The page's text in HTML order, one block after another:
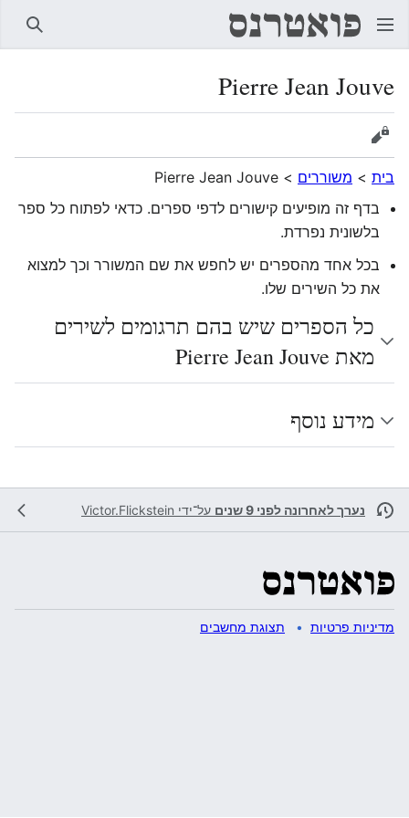
Pierre Jean Jouve
הצגת מקור
בית > משוררים >
Pierre Jean Jouve
בדף זה מופיעים קישורים לדפי ספרים. כדאי לפתוח כל ספר
בלשונית נפרדת.
בכל אחד מהספרים יש לחפש את שם המשורר וכך למצוא
את כל השירים שלו.
כל הספרים שיש בהם תרגומים לשירים
מאת Pierre Jean Jouve
מידע נוסף
נערך לאחרונה לפני 9 שנים על־ידי Victor.Flickstein
מדיניות פרטיות תצוגת מחשבים